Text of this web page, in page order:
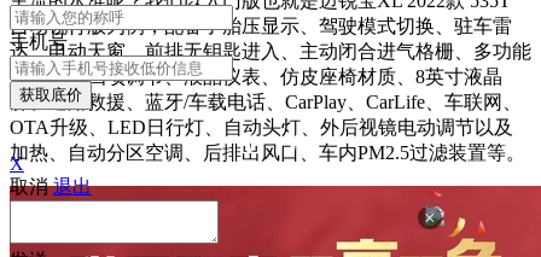
自动锐行版为例，配备了胎压显示、驾驶模式切换、驻车雷
达、电动天窗、前排无钥匙进入、主动闭合进气格栅、多功能
方向盘及四项调节、液晶仪表、仿皮座椅材质、8英寸液晶
屏、道路救援、蓝牙/车载电话、CarPlay、CarLife、车联网、
OTA升级、LED日行灯、自动头灯、外后视镜电动调节以及
加热、自动分区空调、后排出风口、车内PM2.5过滤装置等。
手机号
获取底价
X
取消 退出
×